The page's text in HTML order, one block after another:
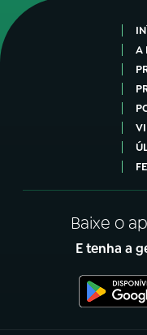
A
Baixe o
E tenha a